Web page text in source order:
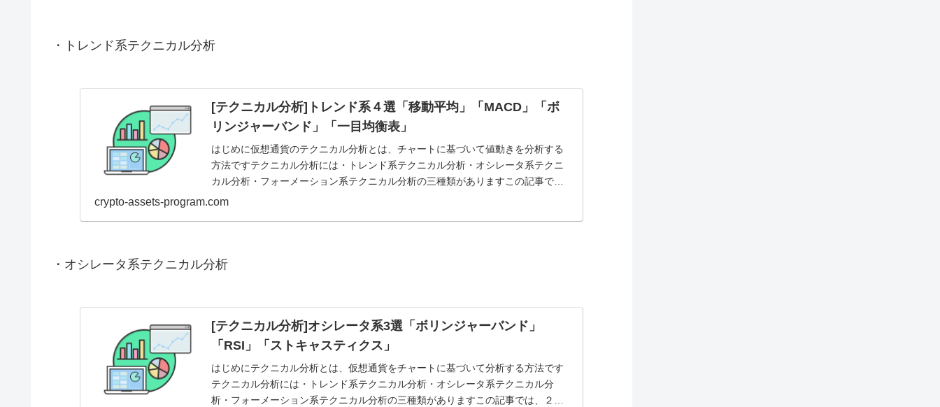
・トレンド系テクニカル分析
[テクニカル分析]トレンド系４選「移動平均」「MACD」「ボ
リンジャーバンド」「一目均衡表」
はじめに仮想通貨のテクニカル分析とは、チャートに基づいて値動きを分析する
方法ですテクニカル分析には・トレンド系テクニカル分析・オシレータ系テクニ
カル分析・フォーメーション系テクニカル分析の三種類がありますこの記事で
は、１つ目のトレンド系テク...
crypto-assets-program.com
・オシレータ系テクニカル分析
[テクニカル分析]オシレータ系3選「ボリンジャーバンド」
「RSI」「ストキャスティクス」
はじめにテクニカル分析とは、仮想通貨をチャートに基づいて分析する方法です
テクニカル分析には・トレンド系テクニカル分析・オシレータ系テクニカル分
析・フォーメーション系テクニカル分析の三種類がありますこの記事では、２つ